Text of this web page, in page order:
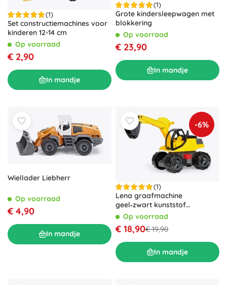
(1)
Set constructiemachines voor
kinderen 12-14 cm
Op voorraad
€ 2,90
In mandje
(1)
Grote kindersleepwagen met
blokkering
Op voorraad
€ 23,90
In mandje
Wiellader Liebherr
Op voorraad
€ 4,90
In mandje
-6%
(1)
Lena graafmachine
geel‑zwart kunststof
graafmachine voor kinderen
Op voorraad
€ 18,90€ 19,90
In mandje